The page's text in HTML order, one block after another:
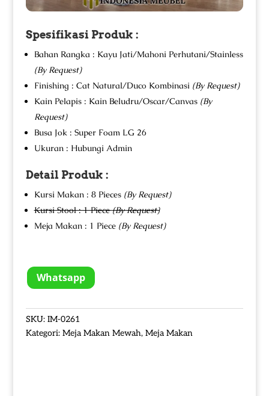
Spesifikasi Produk :
Bahan Rangka : Kayu Jati/Mahoni Perhutani/Stainless
(By Request)
Finishing : Cat Natural/Duco Kombinasi (By Request)
Kain Pelapis : Kain Beludru/Oscar/Canvas (By
Request)
Busa Jok : Super Foam LG 26
Ukuran : Hubungi Admin
Detail Produk :
Kursi Makan : 8 Pieces (By Request)
Kursi Stool : 1 Piece(By Request)
Meja Makan : 1 Piece (By Request)
Whatsapp
SKU: IM-0261
Kategori: Meja Makan Mewah, Meja Makan